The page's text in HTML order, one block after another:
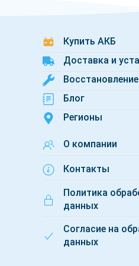
Эти батареи идеально
бизнеса.Купить АКБ
Доставка и
Блог
Регионы
О компании
Контакты
Политика
данных
Согласие на
данных